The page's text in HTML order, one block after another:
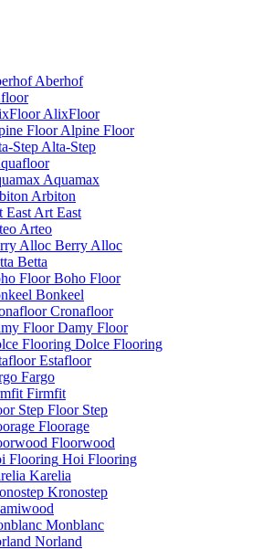
Aberhof
AlixFloor
Alpine Floor
Alta-Step
Aquamax
Arbiton
Art East
Arteo
Berry Alloc
Betta
Boho Floor
Bonkeel
Cronafloor
Damy Floor
Dolce Flooring
Estafloor
Fargo
Firmfit
Floor Step
Floorage
Floorwood
Hoi Flooring
Karelia
Kronostep
Monblanc
Norland